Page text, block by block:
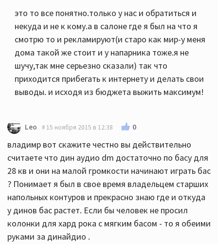
это то все понятно.только у нас и обратиться и
некуда и не к кому.а в салоне где я был на что я
смотрю то и рекламируют(и старо как мир-у меня
дома такой же стоит и у напарника тоже.я не
шучу,так мне серьезно сказали) так что
приходится прибегать к интернету и делать свои
выводы. и исходя из бюджета выжить максимум!
Leo 15 ноября 2015 в 12:38 0
владимр вот скажите честно вы действительно
считаете что дин аудио dm достаточно по басу для
28 кв и они на малой громкости начинают играть бас
? Понимает я был в свое время владельцем старших
напольных контуров и прекрасно знаю где и откуда
у динов бас растет. Если бы человек не просил
колонки для хард рока с мягким басом - то я обеими
руками за динайдио .